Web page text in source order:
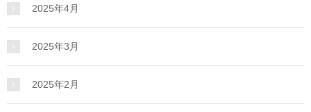
2025年4月
2025年3月
2025年2月